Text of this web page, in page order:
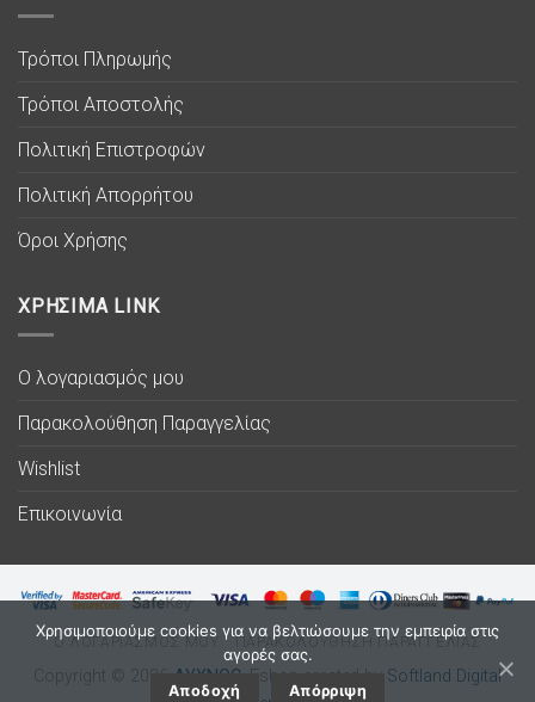
Τρόποι Πληρωμής
Τρόποι Αποστολής
Πολιτική Επιστροφών
Πολιτική Απορρήτου
Όροι Χρήσης
ΧΡΗΣΙΜΑ LINK
Ο λογαριασμός μου
Παρακολούθηση Παραγγελίας
Wishlist
Επικοινωνία
Ο ΛΟΓΑΡΙΑΣΜΟΣ ΜΟΥ ΠΑΡΑΚΟΛΟΥΘΗΣΗ ΠΑΡΑΓΓΕΛΙΑΣ
Copyright © 2026 ΛΥΧΝΟC . Eshop created by Softland Digital
Χρησιμοποιούμε cookies για να βελτιώσουμε την εμπειρία στις
αγορές σας.
Αποδοχή Απόρριψη